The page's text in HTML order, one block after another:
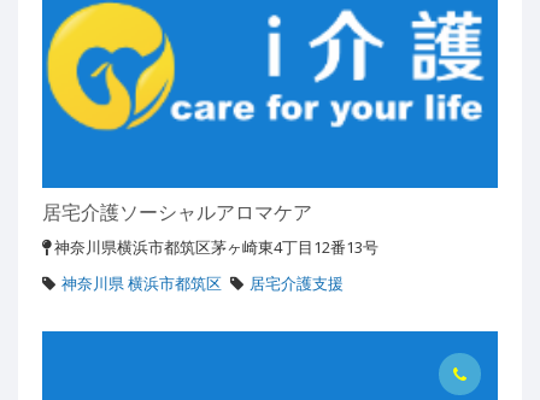
居宅介護ソーシャルアロマケア
神奈川県横浜市都筑区茅ヶ崎東4丁目12番13号
神奈川県 横浜市都筑区
居宅介護支援